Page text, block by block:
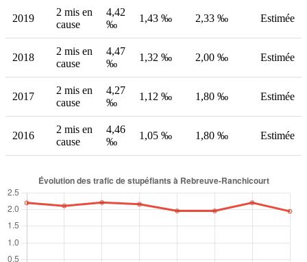
2019
2 mis en
cause
4,42
‰
1,43 ‰ 2,33 ‰ Estimée
2018
2 mis en
cause
4,47
‰
1,32 ‰ 2,00 ‰ Estimée
2017
2 mis en
cause
4,27
‰
1,12 ‰ 1,80 ‰ Estimée
2016
2 mis en
cause
4,46
‰
1,05 ‰ 1,80 ‰ Estimée